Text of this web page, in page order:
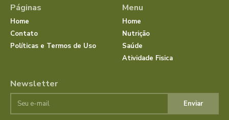
Páginas
Home
Contato
Políticas e Termos de Uso
Menu
Home
Nutrição
Saúde
Atividade Fisica
Newsletter
Enviar